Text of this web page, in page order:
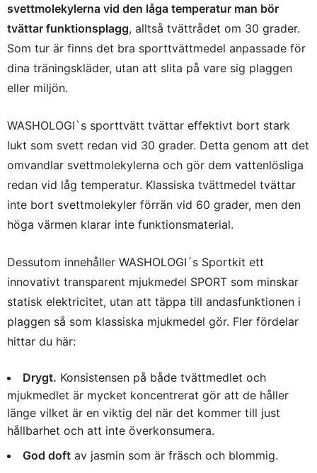
svettmolekylerna vid den låga temperatur man bör
tvättar funktionsplagg, alltså tvättrådet om 30 grader.
Som tur är finns det bra sporttvättmedel anpassade för
dina träningskläder, utan att slita på vare sig plaggen
eller miljön.
WASHOLOGI`s sporttvätt tvättar effektivt bort stark
lukt som svett redan vid 30 grader. Detta genom att det
omvandlar svettmolekylerna och gör dem vattenlösliga
redan vid låg temperatur. Klassiska tvättmedel tvättar
inte bort svettmolekyler förrän vid 60 grader, men den
höga värmen klarar inte funktionsmaterial.
Dessutom innehåller WASHOLOGI´s Sportkit ett
innovativt transparent mjukmedel SPORT som minskar
statisk elektricitet, utan att täppa till andasfunktionen i
plaggen så som klassiska mjukmedel gör. Fler fördelar
hittar du här:
Drygt. Konsistensen på både tvättmedlet och
mjukmedlet är mycket koncentrerat gör att de håller
länge vilket är en viktig del när det kommer till just
hållbarhet och att inte överkonsumera.
God doft av jasmin som är fräsch och blommig.